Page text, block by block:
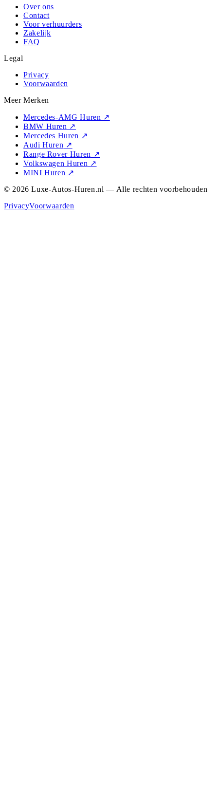
Over ons
Contact
Voor verhuurders
Zakelijk
FAQ
Legal
Privacy
Voorwaarden
Meer Merken
Mercedes-AMG Huren ↗
BMW Huren ↗
Mercedes Huren ↗
Audi Huren ↗
Range Rover Huren ↗
Volkswagen Huren ↗
MINI Huren ↗
© 2026 Luxe-Autos-Huren.nl — Alle rechten voorbehouden
PrivacyVoorwaarden